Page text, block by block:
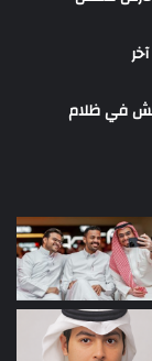
في ظلام